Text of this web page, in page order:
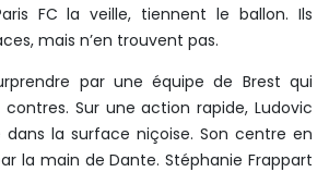
FC la veille, tiennent le ballon. Ils
mais n’en trouvent pas.
par une équipe de Brest qui
Sur une action rapide, Ludovic
la surface niçoise. Son centre en
la main de Dante. Stéphanie Frappart